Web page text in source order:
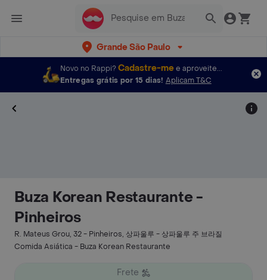
Grande São Paulo
Novo no Rappi? Cadastre-mee aproveite...
Entregas grátis por 15 dias! Aplicam T&C
Buza Korean Restaurante -
Pinheiros
R. Mateus Grou, 32 - Pinheiros, 상파울루 - 상파울루 주 브라질
Comida Asiática - Buza Korean Restaurante
Frete